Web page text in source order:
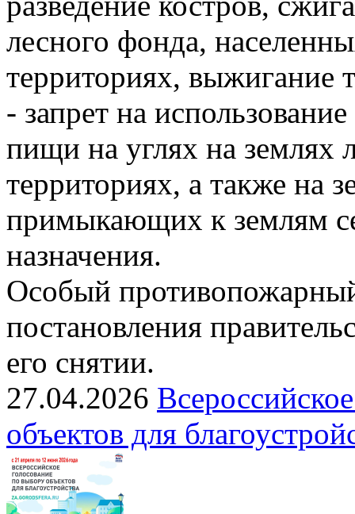
лесного фонда,
территориях, выжигание
- запрет на
пищи на углях на землях
территориях, а также на
примыкающих к землям
назначения.
Особый
постановления
его снятии.
27.04.2026
объектов для